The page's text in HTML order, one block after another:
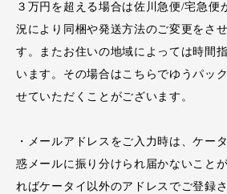
３万円を超える場合は佐川急便/宅急便
況により同梱や発送方法のご変更をさ
す。またお住いの地域によっては時間
います。その場合はこちらでゆうパッ
せていただくことがございます。
・メールアドレスをご入力時は、ケー
惑メールに振り分けられ届かないこと
ればケータイ以外のアドレスでご登録